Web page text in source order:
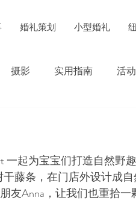
婚礼策划 小型婚礼
摄影 实用指南 活
一起为宝宝们打造自然野
藤条，在门店外设计成
友Anna，让我们也重拾一